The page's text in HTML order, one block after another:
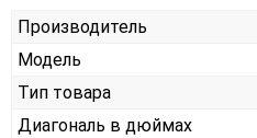
Производитель
Модель
Тип товара
Диагональ в дюймах